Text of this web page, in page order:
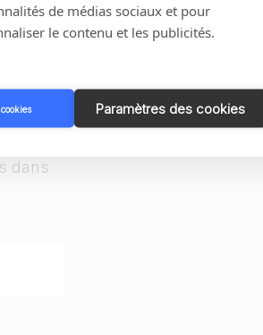
de médias sociaux et pour
le contenu et les publicités.
Paramètres des cookies
dans